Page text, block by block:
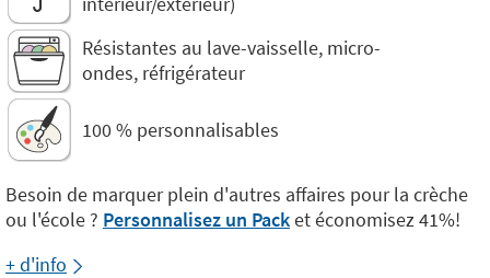
Résistantes au lave-vaisselle, micro-
ondes, réfrigérateur
100 % personnalisables
Besoin de marquer plein d'autres affaires pour la crèche
ou l'école ? Personnalisez un Packet économisez 41%!
+ d'info